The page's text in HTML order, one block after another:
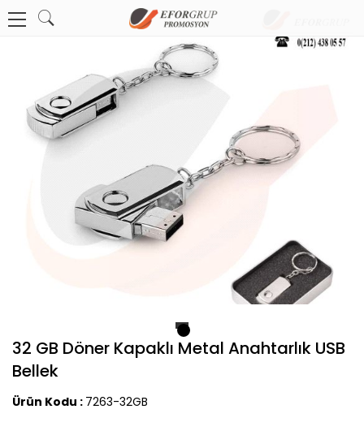
32 GB Döner Kapaklı Metal Anahtarlık USB
Bellek
Ürün Kodu : 7263-32GB